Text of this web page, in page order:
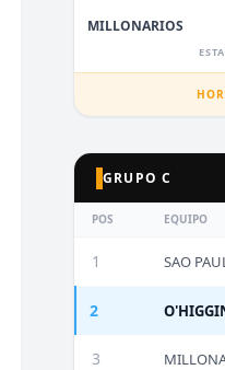
MILLONARIOS
GRUPO C
POS EQUIPO
1 SAO
2
3